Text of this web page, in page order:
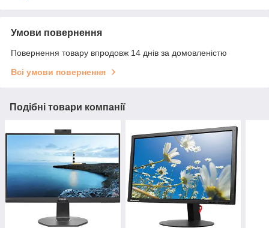
Умови повернення
Повернення товару впродовж 14 днів за домовленістю
Всі умови повернення
Подібні товари компанії